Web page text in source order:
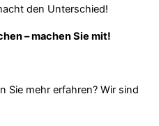
den Unterschied!
– machen Sie mit!
Sie mehr erfahren? Wir sind